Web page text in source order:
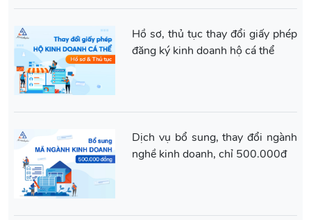
Hồ sơ, thủ tục thay đổi giấy phép
đăng ký kinh doanh hộ cá thể
Dịch vụ bổ sung, thay đổi ngành
nghề kinh doanh, chỉ 500.000đ